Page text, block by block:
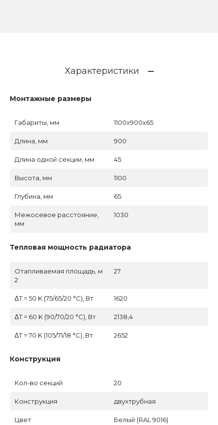
Характеристики
Монтажные размеры
Габариты, мм 1100x900x65
Длина, мм 900
Длина одной секции, мм 45
Высота, мм 1100
Глубина, мм 65
Межосевое расстояние,
мм
1030
Тепловая мощность радиатора
Отапливаемая площадь, м
2
27
ΔT = 50 K (75/65/20 °C), Вт 1620
ΔT = 60 K (90/70/20 °C), Вт 2138,4
ΔT = 70 K (105/71/18 °C), Вт 2652
Конструкция
Кол-во секций 20
Конструкция двухтрубная
Цвет Белый (RAL 9016)